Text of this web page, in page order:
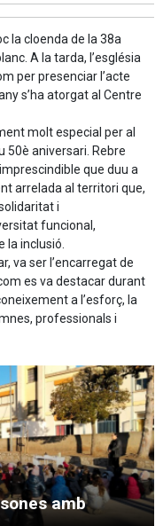
amb
la cloenda de la 38a
A la tarda, l’església
per presenciar l’acte
s’ha atorgat al Centre
molt especial per al
50è aniversari. Rebre
que duu a
arrelada al territori que,
i
funcional,
la inclusió.
va ser l’encarregat de
es va destacar durant
a l’esforç, la
professionals i